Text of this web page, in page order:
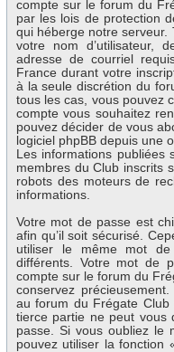
compte sur le forum du
par les lois de protection
qui héberge notre serveur.
votre nom d’utilisateur,
adresse de courriel
France durant votre
à la seule discrétion du
tous les cas, vous pouvez
compte vous souhaitez
pouvez décider de vous
logiciel phpBB depuis une
Les informations publiées
membres du Club inscrits
robots des moteurs de
informations.
Votre mot de passe est
afin qu’il soit sécurisé.
utiliser le même mot
différents. Votre mot de
compte sur le forum du
conservez
au forum du Frégate
tierce partie ne peut vous
passe. Si vous oubliez le
pouvez utiliser la fonction